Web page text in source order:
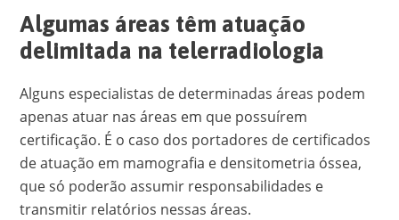
Algumas áreas têm atuação
delimitada na telerradiologia
Alguns especialistas de determinadas áreas podem
apenas atuar nas áreas em que possuírem
certificação. É o caso dos portadores de certificados
de atuação em mamografia e densitometria óssea,
que só poderão assumir responsabilidades e
transmitir relatórios nessas áreas.